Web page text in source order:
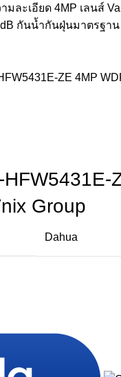
ZE 4MP
Group
Dahua